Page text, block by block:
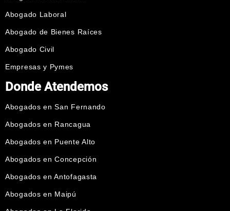
Abogado Laboral
Abogado de Bienes Raíces
Abogado Civil
Empresas y Pymes
Donde Atendemos
Abogados en San Fernando
Abogados en Rancagua
Abogados en Puente Alto
Abogados en Concepción
Abogados en Antofagasta
Abogados en Maipú